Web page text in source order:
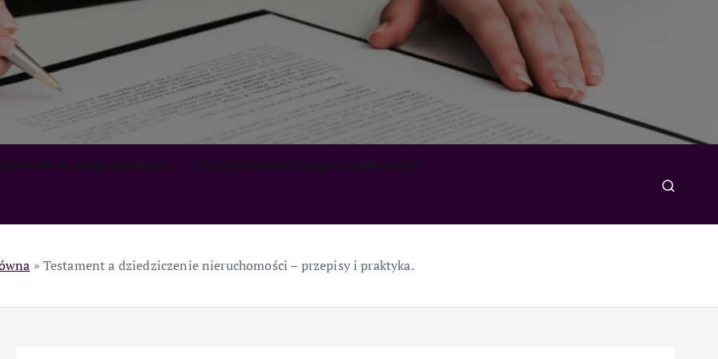
» Testament a dziedziczenie nieruchomości – przepisy i praktyka.